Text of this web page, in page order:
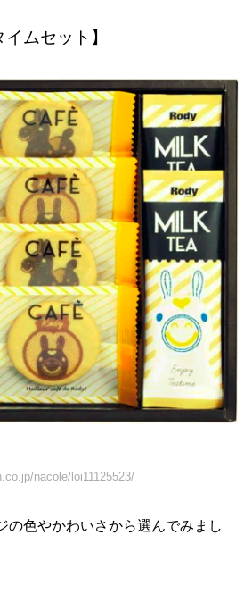
ムセット】
nacole/loi11125523/
の色やかわいさから選んでみまし